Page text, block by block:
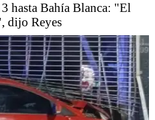
hasta Bahía Blanca: "El
dijo Reyes